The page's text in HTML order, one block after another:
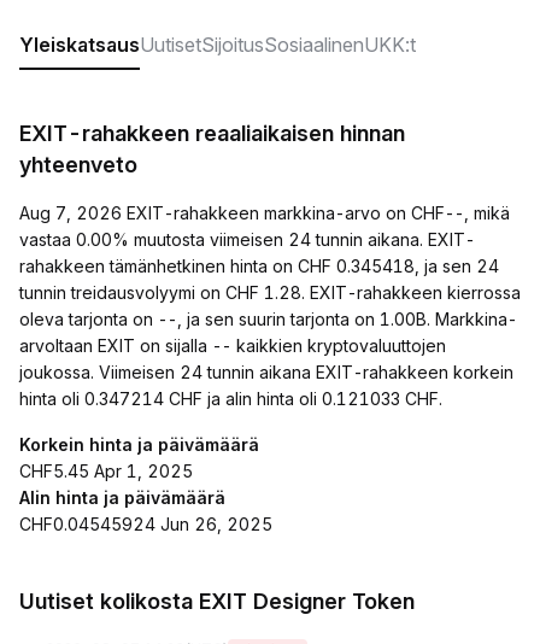
YleiskatsausUutisetSijoitusSosiaalinenUKK:t
EXIT-rahakkeen reaaliaikaisen hinnan
yhteenveto
Aug 7, 2026 EXIT-rahakkeen markkina-arvo on CHF--, mikä
vastaa 0.00% muutosta viimeisen 24 tunnin aikana. EXIT-
rahakkeen tämänhetkinen hinta on CHF 0.345418, ja sen 24
tunnin treidausvolyymi on CHF 1.28. EXIT-rahakkeen kierrossa
oleva tarjonta on --, ja sen suurin tarjonta on 1.00B. Markkina-
arvoltaan EXIT on sijalla -- kaikkien kryptovaluuttojen
joukossa. Viimeisen 24 tunnin aikana EXIT-rahakkeen korkein
hinta oli 0.347214 CHF ja alin hinta oli 0.121033 CHF.
Korkein hinta ja päivämäärä
CHF5.45 Apr 1, 2025
Alin hinta ja päivämäärä
CHF0.04545924 Jun 26, 2025
Uutiset kolikosta EXIT Designer Token